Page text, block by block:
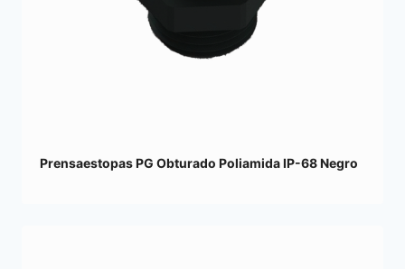
Prensaestopas PG Obturado Poliamida IP-68 Negro